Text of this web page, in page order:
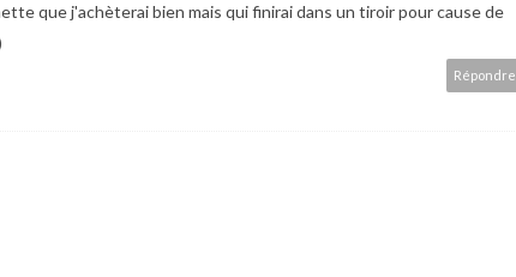
que j'achèterai bien mais qui finirai dans un tiroir pour cause de
Répondre